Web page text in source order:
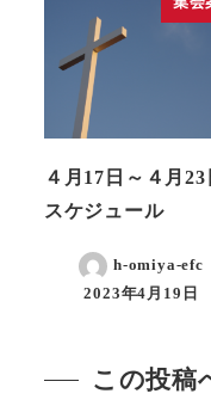
４月17日～４月23
スケジュール
h-omiya-efc
2023年4月19日
この投稿